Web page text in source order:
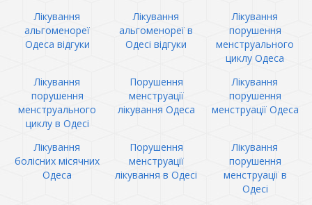
Лікування
альгоменореї
Одеса відгуки
Лікування
альгоменореї в
Одесі відгуки
Лікування
порушення
менструального
циклу Одеса
Лікування
порушення
менструального
циклу в Одесі
Порушення
менструації
лікування Одеса
Лікування
порушення
менструації Одеса
Лікування
болісних місячних
Одеса
Порушення
менструації
лікування в Одесі
Лікування
порушення
менструації в
Одесі